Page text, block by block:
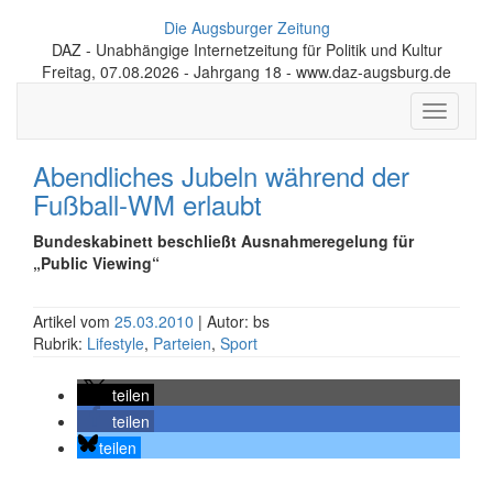
Die Augsburger Zeitung
DAZ - Unabhängige Internetzeitung für Politik und Kultur
Freitag, 07.08.2026 - Jahrgang 18 - www.daz-augsburg.de
Toggle
Abendliches Jubeln während der
Fußball-WM erlaubt
Bundeskabinett beschließt Ausnahmeregelung für
„Public Viewing“
Artikel vom 25.03.2010 | Autor: bs
Rubrik: Lifestyle, Parteien, Sport
teilen
teilen
teilen